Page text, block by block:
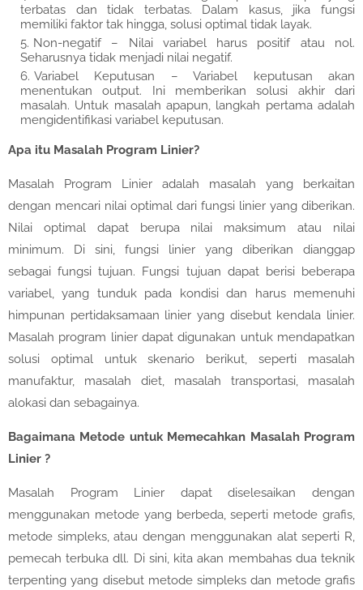
terbatas dan tidak terbatas. Dalam kasus, jika fungsi
memiliki faktor tak hingga, solusi optimal tidak layak.
Non-negatif – Nilai variabel harus positif atau nol.
Seharusnya tidak menjadi nilai negatif.
Variabel Keputusan – Variabel keputusan akan
menentukan output. Ini memberikan solusi akhir dari
masalah. Untuk masalah apapun, langkah pertama adalah
mengidentifikasi variabel keputusan.
Apa itu Masalah Program Linier?
Masalah Program Linier adalah masalah yang berkaitan
dengan mencari nilai optimal dari fungsi linier yang diberikan.
Nilai optimal dapat berupa nilai maksimum atau nilai
minimum. Di sini, fungsi linier yang diberikan dianggap
sebagai fungsi tujuan. Fungsi tujuan dapat berisi beberapa
variabel, yang tunduk pada kondisi dan harus memenuhi
himpunan pertidaksamaan linier yang disebut kendala linier.
Masalah program linier dapat digunakan untuk mendapatkan
solusi optimal untuk skenario berikut, seperti masalah
manufaktur, masalah diet, masalah transportasi, masalah
alokasi dan sebagainya.
Bagaimana Metode untuk Memecahkan Masalah Program
Linier ?
Masalah Program Linier dapat diselesaikan dengan
menggunakan metode yang berbeda, seperti metode grafis,
metode simpleks, atau dengan menggunakan alat seperti R,
pemecah terbuka dll. Di sini, kita akan membahas dua teknik
terpenting yang disebut metode simpleks dan metode grafis